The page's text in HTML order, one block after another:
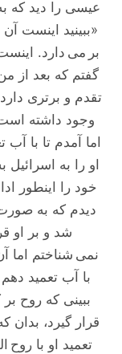
عیسی را دید که
«ببینید اینست
بر می دارد.
گفتم که بعد از
تقدم و برتری
وجود داشته
اما آمدم تا با
او را به
خود را اینطور
دیدم که به
شد و بر او
نمی شناختم اما
با آب تعمید
ببینی که روح
قرار گیرد،
تعمید او با